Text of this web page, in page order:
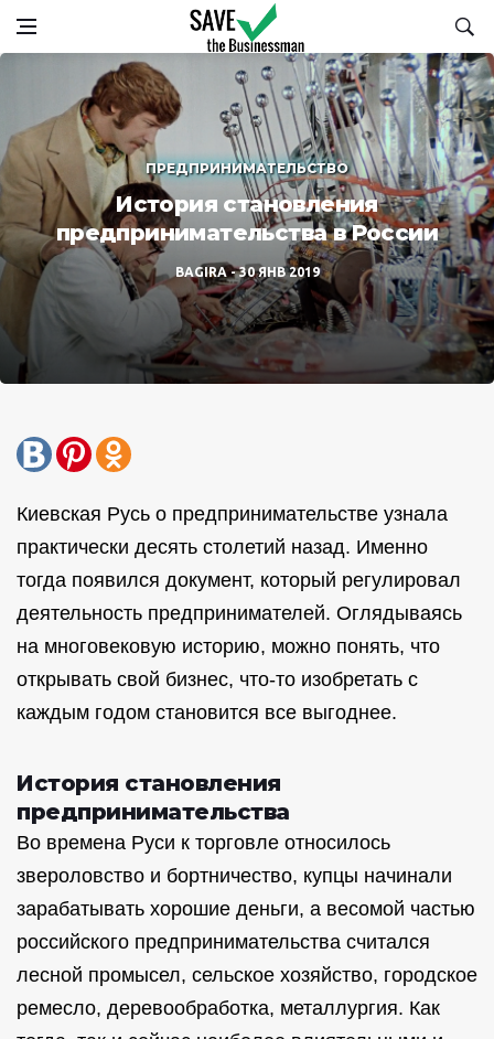
ПРЕДПРИНИМАТЕЛЬСТВО
История становления
предпринимательства в России
BAGIRA 30 ЯНВ 2019
Киевская Русь о предпринимательстве узнала
практически десять столетий назад. Именно
тогда появился документ, который регулировал
деятельность предпринимателей. Оглядываясь
на многовековую историю, можно понять, что
открывать свой бизнес, что-то изобретать с
каждым годом становится все выгоднее.
История становления
предпринимательства
Во времена Руси к торговле относилось
звероловство и бортничество, купцы начинали
зарабатывать хорошие деньги, а весомой частью
российского предпринимательства считался
лесной промысел, сельское хозяйство, городское
ремесло, деревообработка, металлургия. Как